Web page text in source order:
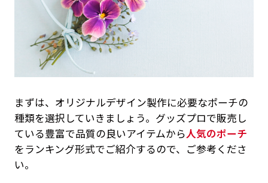
まずは、オリジナルデザイン製作に必要なポーチの
種類を選択していきましょう。グッズプロで販売し
ている豊富で品質の良いアイテムから人気のポーチ
をランキング形式でご紹介するので、ご参考くださ
い。